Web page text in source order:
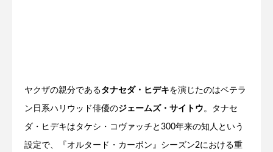
ヤクザの親分であるタナセダ・ヒデキを演じたのはベテラ
ン日系ハリウッド俳優のジェームズ・サイトウ 。タナセ
ダ・ヒデキはタケシ・コヴァッチと300年来の知人という
設定で、『オルタード・カーボン』シーズン2における重